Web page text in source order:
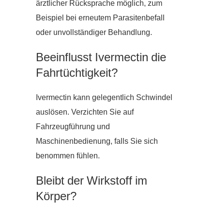
ärztlicher Rücksprache möglich, zum
Beispiel bei erneutem Parasitenbefall
oder unvollständiger Behandlung.
Beeinflusst Ivermectin die
Fahrtüchtigkeit?
Ivermectin kann gelegentlich Schwindel
auslösen. Verzichten Sie auf
Fahrzeugführung und
Maschinenbedienung, falls Sie sich
benommen fühlen.
Bleibt der Wirkstoff im
Körper?